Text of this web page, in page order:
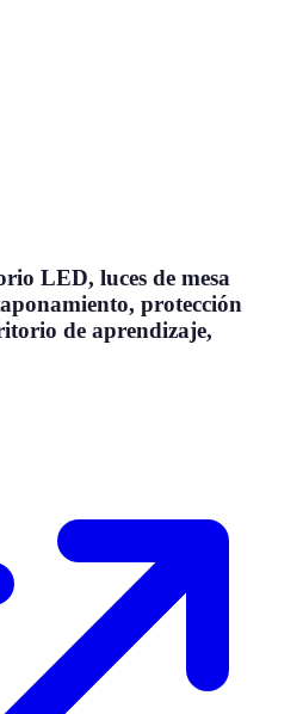
LED, luces de mesa
protección
de aprendizaje,